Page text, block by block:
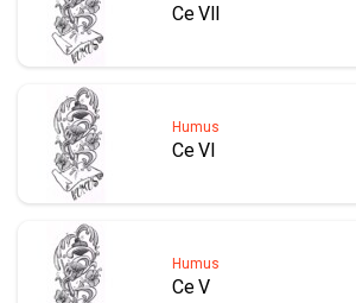
Ce VII
Humus
Ce VI
Humus
Ce V